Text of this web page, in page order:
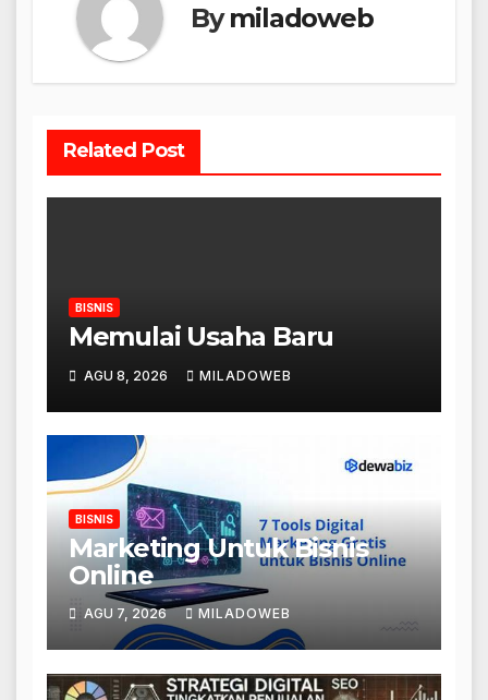
Bymiladoweb
Related Post
BISNIS
Memulai Usaha Baru
AGU 8, 2026 MILADOWEB
BISNIS
Marketing Untuk Bisnis
Online
AGU 7, 2026 MILADOWEB